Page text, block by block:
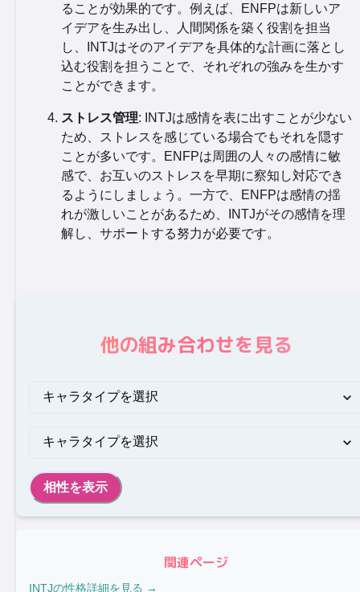
ることが効果的です。例えば、ENFPは新しいア
イデアを生み出し、人間関係を築く役割を担当
し、INTJはそのアイデアを具体的な計画に落とし
込む役割を担うことで、それぞれの強みを生かす
ことができます。
ストレス管理: INTJは感情を表に出すことが少ない
ため、ストレスを感じている場合でもそれを隠す
ことが多いです。ENFPは周囲の人々の感情に敏
感で、お互いのストレスを早期に察知し対応でき
るようにしましょう。一方で、ENFPは感情の揺
れが激しいことがあるため、INTJがその感情を理
解し、サポートする努力が必要です。
他の組み合わせを見る
相性を表示
関連ページ
INTJの性格詳細を見る →